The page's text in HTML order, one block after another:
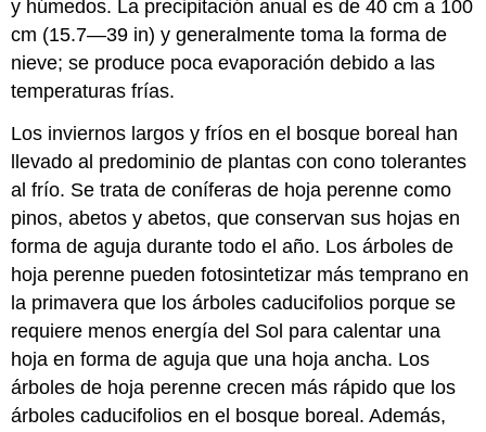
y húmedos. La precipitación anual es de 40 cm a 100
cm (15.7—39 in) y generalmente toma la forma de
nieve; se produce poca evaporación debido a las
temperaturas frías.
Los inviernos largos y fríos en el bosque boreal han
llevado al predominio de plantas con cono tolerantes
al frío. Se trata de coníferas de hoja perenne como
pinos, abetos y abetos, que conservan sus hojas en
forma de aguja durante todo el año. Los árboles de
hoja perenne pueden fotosintetizar más temprano en
la primavera que los árboles caducifolios porque se
requiere menos energía del Sol para calentar una
hoja en forma de aguja que una hoja ancha. Los
árboles de hoja perenne crecen más rápido que los
árboles caducifolios en el bosque boreal. Además,